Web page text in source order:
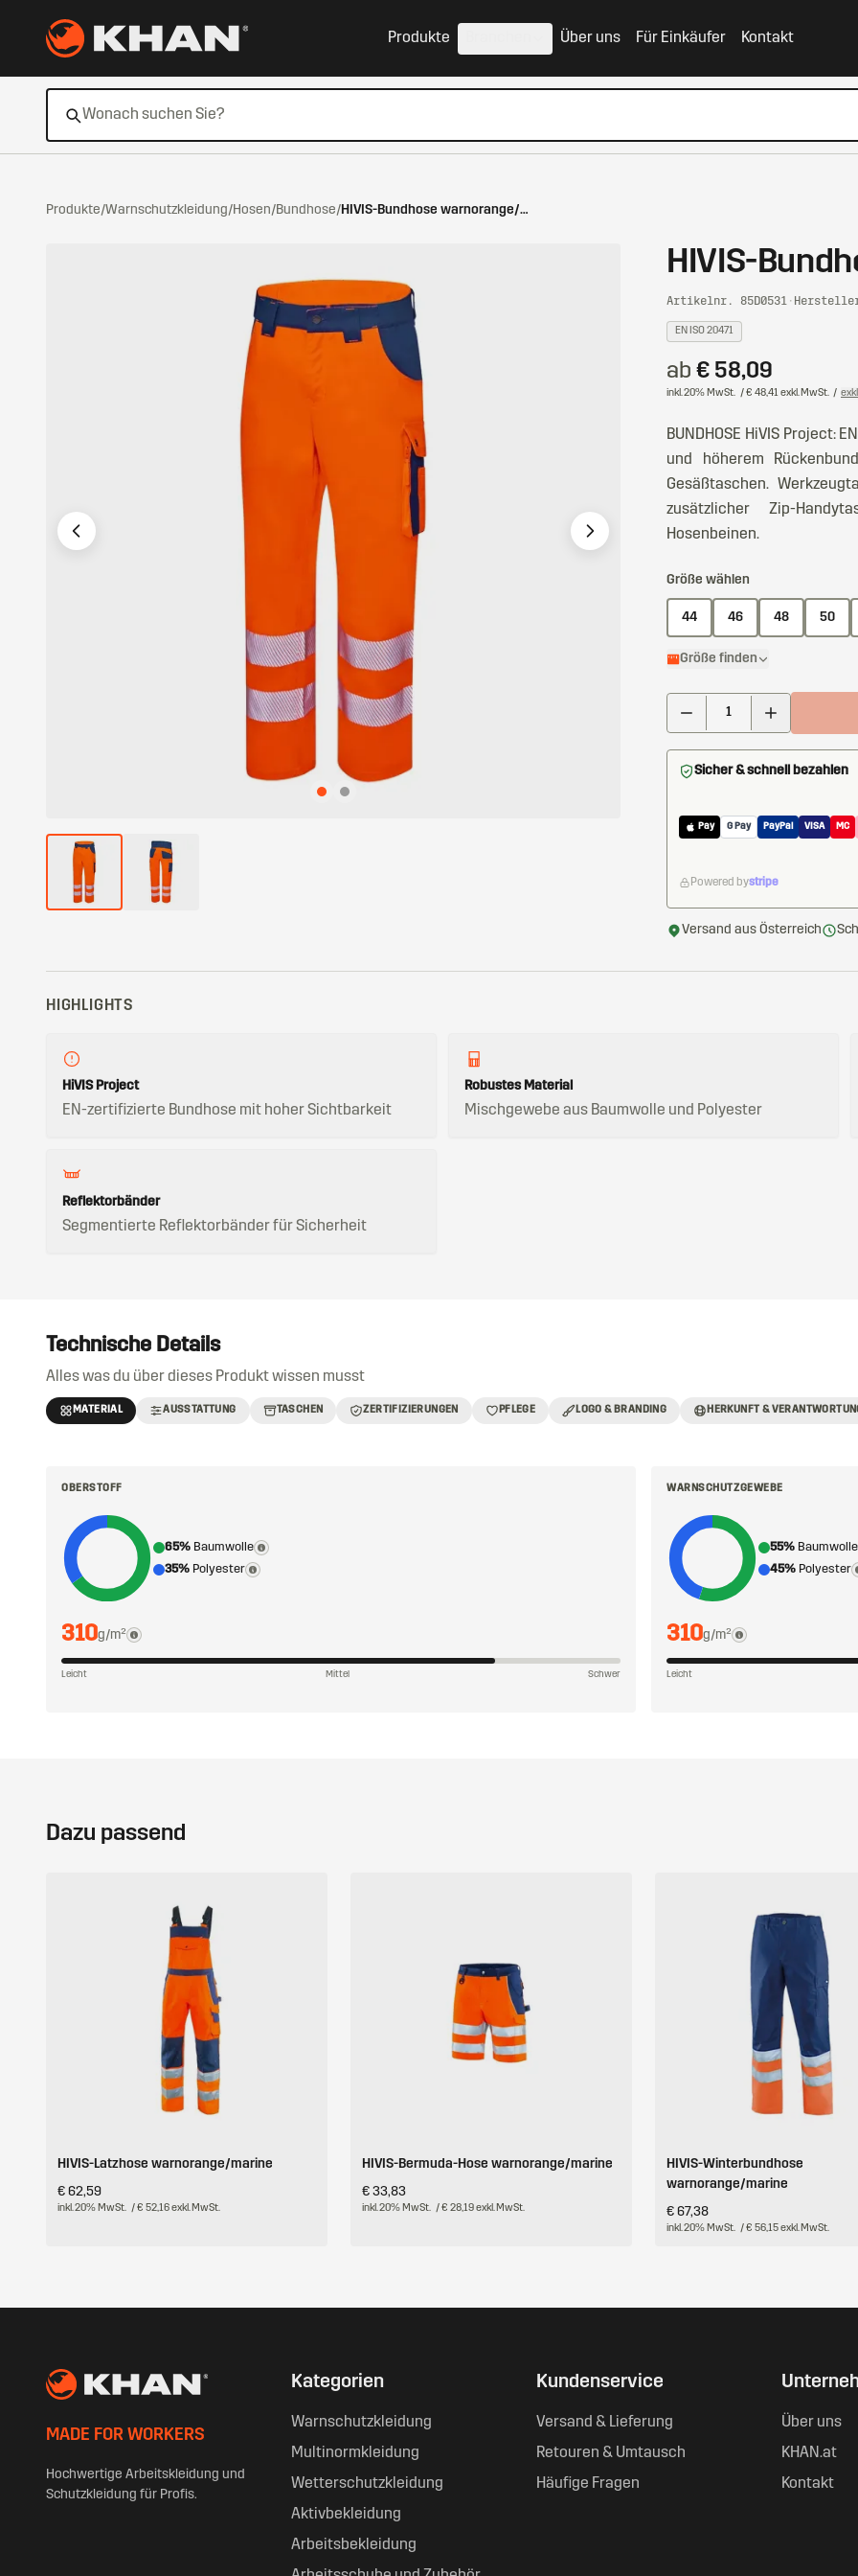
Produkte
Über uns Für Einkäufer Kontakt
Produkte/Warnschutzkleidung/Hosen/Bundhose/ HIVIS-Bundhose warnorange/marine
HIVIS-
Artikelnr. 85D0531 ·
EN ISO 20471
ab € 58,09
inkl. 20% MwSt. / € 48,41 exkl. MwSt. /
BUNDHOSE HiVIS Project:
und höherem
Gesäßtaschen.
zusätzlicher Zip-
Hosenbeinen.
Größe wählen
44 46 48 50
Größe finden
Sicher & schnell bezahlen
Pay G Pay PayPal VISA MC
Powered bystripe
Versand aus Österreich
HIGHLIGHTS
HiVIS Project
EN-zertifizierte Bundhose mit hoher Sichtbarkeit
Robustes Material
Mischgewebe aus Baumwolle und Polyester
Reflektorbänder
Segmentierte Reflektorbänder für Sicherheit
Technische Details
Alles was du über dieses Produkt wissen musst
MATERIAL AUSSTATTUNG TASCHEN ZERTIFIZIERUNGEN PFLEGE LOGO & BRANDING HERKUNFT &
OBERSTOFF
65% Baumwolle
35% Polyester
310g/m²
Leicht Mittel Schwer
WARNSCHUTZGEWEBE
55% Baumwolle
45% Polyester
310g/m²
Leicht
Dazu passend
HIVIS-Latzhose warnorange/marine
€ 62,59
inkl. 20% MwSt. / € 52,16 exkl. MwSt.
HIVIS-Bermuda-Hose warnorange/marine
€ 33,83
inkl. 20% MwSt. / € 28,19 exkl. MwSt.
HIVIS-Winterbundhose
warnorange/marine
€ 67,38
inkl. 20% MwSt. / € 56,15 exkl. MwSt.
MADE FOR WORKERS
Hochwertige Arbeitskleidung und
Schutzkleidung für Profis.
Kategorien
Warnschutzkleidung
Multinormkleidung
Wetterschutzkleidung
Aktivbekleidung
Arbeitsbekleidung
Kundenservice
Versand & Lieferung
Retouren & Umtausch
Häufige Fragen
Über uns
KHAN.at
Kontakt